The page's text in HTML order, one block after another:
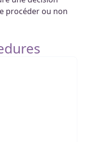
procéder ou non